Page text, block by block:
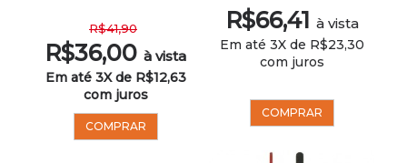
R$66,41 à vista
Em até 3X de R$23,30
com juros
COMPRAR
R$41,90
R$36,00 à vista
Em até 3X de R$12,63
com juros
COMPRAR